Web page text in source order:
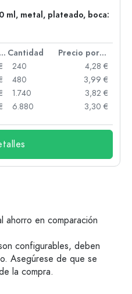
ml, metal, plateado, boca:
unidad Cantidad
Precio por unidad
240
4,28 €
480
3,99 €
1.740
3,82 €
6.880
3,30 €
en comparación
configurables, deben
Asegúrese de que se
la compra.